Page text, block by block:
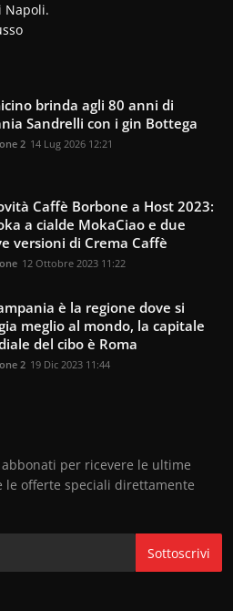
Napoli.
brinda agli 80 anni di
Sandrelli con i gin Bottega
2 14 Lug 2026 12:21
Caffè Borbone a Host 2023:
a cialde MokaCiao e due
versioni di Crema Caffè
12 Ottobre 2023 11:22
è la regione dove si
meglio al mondo, la capitale
del cibo è Roma
2 19 Dic 2023 11:44
per ricevere le ultime
le offerte speciali direttamente
Sottoscrivi